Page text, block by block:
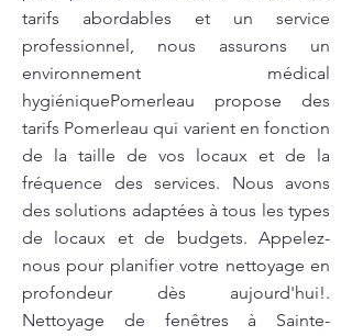
tarifs abordables et un service
professionnel, nous assurons un
environnement médical
hygiéniquePomerleau propose des
tarifs Pomerleau qui varient en fonction
de la taille de vos locaux et de la
fréquence des services. Nous avons
des solutions adaptées à tous les types
de locaux et de budgets. Appelez-
nous pour planifier votre nettoyage en
profondeur dès aujourd'hui!.
Nettoyage de fenêtres à Sainte-